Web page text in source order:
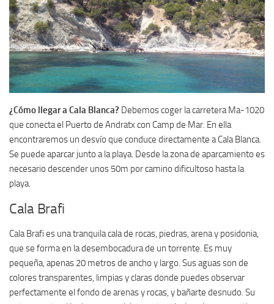
¿Cómo llegar a Cala Blanca? Debemos coger la carretera Ma-1020
que conecta el Puerto de Andratx con Camp de Mar. En ella
encontraremos un desvío que conduce directamente a Cala Blanca.
Se puede aparcar junto a la playa. Desde la zona de aparcamiento es
necesario descender unos 50m por camino dificultoso hasta la
playa.
Cala Brafi
Cala Brafi es una tranquila cala de rocas, piedras, arena y posidonia,
que se forma en la desembocadura de un torrente. Es muy
pequeña, apenas 20 metros de ancho y largo. Sus aguas son de
colores transparentes, limpias y claras donde puedes observar
perfectamente el fondo de arenas y rocas, y bañarte desnudo. Su